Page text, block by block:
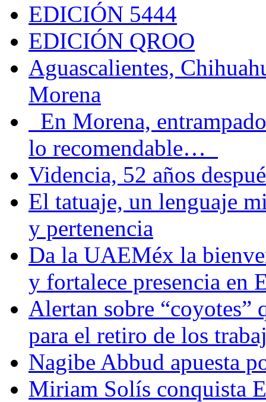
EDICIÓN 5444
EDICIÓN QROO
Aguascalientes,
Morena
En Morena,
lo recomendable…
Videncia, 52 años
El tatuaje, un lenguaje
y pertenencia
Da la UAEMéx la
y fortalece presencia en
Alertan sobre “coyotes”
para el retiro de los
Nagibe Abbud apuesta
Miriam Solís conquista